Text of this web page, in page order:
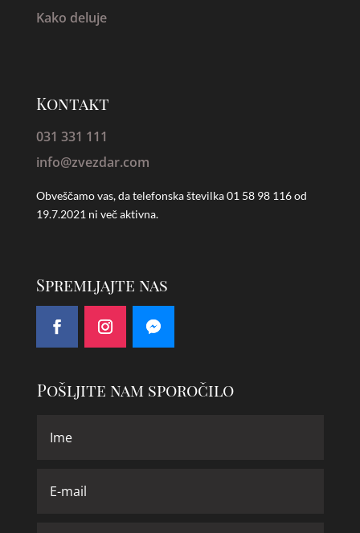
Kako deluje
Kontakt
031 331 111
info@zvezdar.com
Obveščamo vas, da telefonska številka01 58 98 116 od
19.7.2021 ni več aktivna.
Spremljajte nas
Pošljite nam sporočilo